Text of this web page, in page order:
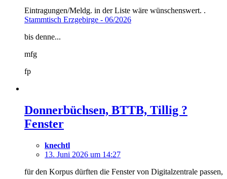
Eintragungen/Meldg. in der Liste wäre wünschenswert. .
Stammtisch Erzgebirge - 06/2026
bis denne...
mfg
fp
Donnerbüchsen, BTTB, Tillig ?
Fenster
knechtl
13. Juni 2026 um 14:27
für den Korpus dürften die Fenster von Digitalzentrale passen,